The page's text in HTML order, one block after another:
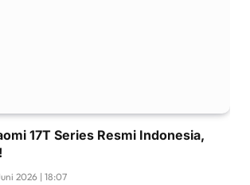
17T Series Resmi Indonesia,
2026 | 18:07